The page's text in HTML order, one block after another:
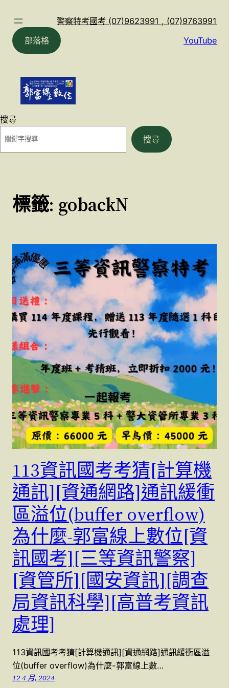
警察特考國考 (07)9623991 , (07)9763991
部落格
YouTube
搜尋
搜尋
標籤: gobackN
113資訊國考考猜[計算機
通訊][資通網路]通訊緩衝
區溢位(buffer overflow)
為什麼-郭富線上數位[資
訊國考][三等資訊警察]
[資管所][國安資訊][調查
局資訊科學][高普考資訊
處理]
113資訊國考考猜[計算機通訊][資通網路]通訊緩衝區溢
位(buffer overflow)為什麼-郭富線上數…
12 4 月, 2024